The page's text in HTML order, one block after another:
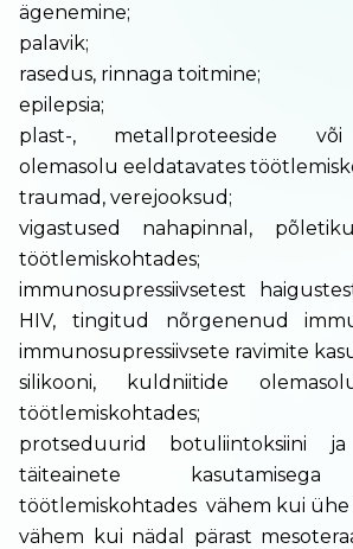
ägenemine;
palavik;
rasedus, rinnaga toitmine;
epilepsia;
plast-, metallproteeside või
olemasolu eeldatavates
traumad, verejooksud;
vigastused nahapinnal,
töötlemiskohtades;
immunosupressiivsetest
HIV, tingitud nõrgenenud
immunosupressiivsete ravimite
silikooni, kuldniitide
töötlemiskohtades;
protseduurid botuliintoksiini ja
täiteainete kasutamisega
töötlemiskohtades vähem kui
vähem kui nädal pärast